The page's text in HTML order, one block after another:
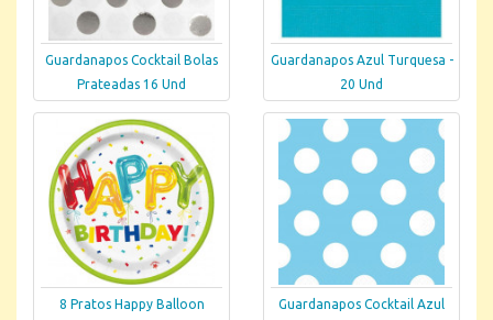
Guardanapos Cocktail Bolas
Prateadas 16 Und
Guardanapos Azul Turquesa -
20 Und
8 Pratos Happy Balloon
Guardanapos Cocktail Azul